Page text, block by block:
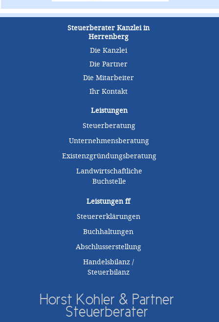
Steuerberater Kanzlei in
Herrenberg
Die Kanzlei
Die Partner
Die Mitarbeiter
Ihr Kontakt
Leistungen
Steuerberatung
Unternehmensberatung
Existenzgründungsberatung
Landwirtschaftliche
Buchstelle
Leistungenff
Steuererklärungen
Buchhaltungen
Abschlusserstellung
Handelsbilanz /
Steuerbilanz
Horst Kohler & Partner
Steuerberater